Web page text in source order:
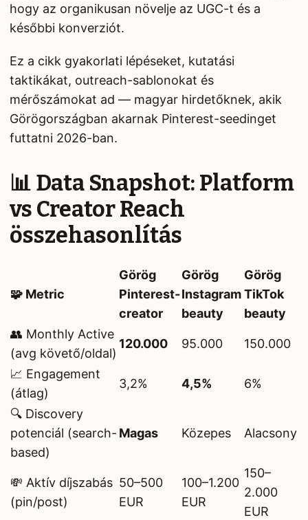
hogy az organikusan növelje az UGC-t és a
későbbi konverziót.
Ez a cikk gyakorlati lépéseket, kutatási
taktikákat, outreach-sablonokat és
mérőszámokat ad — magyar hirdetőknek, akik
Görögországban akarnak Pinterest-seedinget
futtatni 2026-ban.
📊 Data Snapshot: Platform
vs Creator Reach
összehasonlítás
🧩 Metric
Görög
Pinterest-
creator
Görög
Instagram
beauty
Görög
TikTok
beauty
👥 Monthly Active
(avg követő/oldal)
120.000 95.000 150.000
📈 Engagement
(átlag)
3,2% 4,5% 6%
🔍 Discovery
potenciál (search-
based)
Magas Közepes Alacsony
💸 Aktív díjszabás
(pin/post)
50–500
EUR
100–1.200
EUR
150–
2.000
EUR